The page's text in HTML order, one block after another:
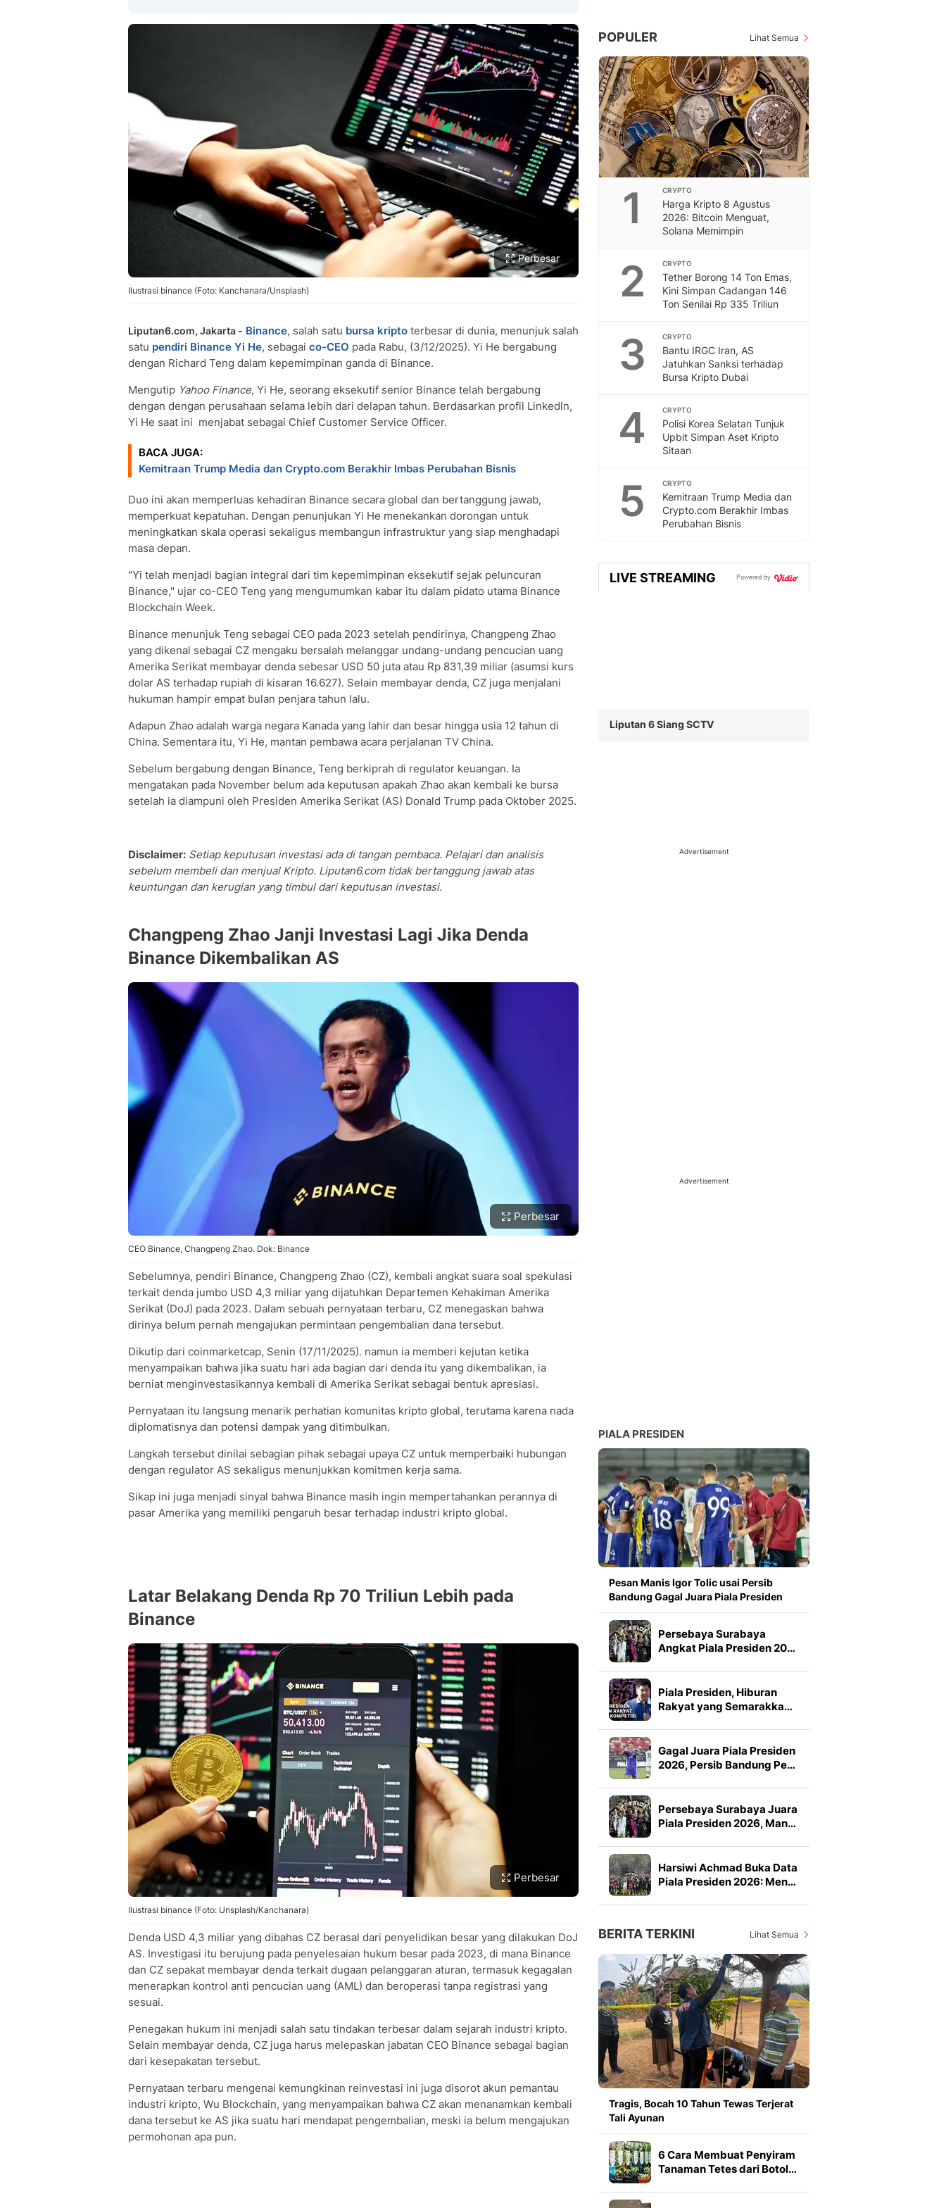
Copy Link
Perbesar
Ilustrasi binance (Foto: Kanchanara/Unsplash)
Liputan6.com, Jakarta - Binance, salah satu bursa kripto terbesar di dunia, menunjuk salah
satu pendiri Binance Yi He, sebagai co-CEO pada Rabu, (3/12/2025). Yi He bergabung
dengan Richard Teng dalam kepemimpinan ganda di Binance.
Mengutip Yahoo Finance, Yi He, seorang eksekutif senior Binance telah bergabung
dengan dengan perusahaan selama lebih dari delapan tahun. Berdasarkan profil Linkedln,
Yi He saat ini menjabat sebagai Chief Customer Service Officer.
BACA JUGA:
Kemitraan Trump Media dan Crypto.com Berakhir Imbas Perubahan Bisnis
Duo ini akan memperluas kehadiran Binance secara global dan bertanggung jawab,
memperkuat kepatuhan. Dengan penunjukan Yi He menekankan dorongan untuk
meningkatkan skala operasi sekaligus membangun infrastruktur yang siap menghadapi
masa depan.
"Yi telah menjadi bagian integral dari tim kepemimpinan eksekutif sejak peluncuran
Binance," ujar co-CEO Teng yang mengumumkan kabar itu dalam pidato utama Binance
Blockchain Week.
Binance menunjuk Teng sebagai CEO pada 2023 setelah pendirinya, Changpeng Zhao
yang dikenal sebagai CZ mengaku bersalah melanggar undang-undang pencucian uang
Amerika Serikat membayar denda sebesar USD 50 juta atau Rp 831,39 miliar (asumsi kurs
dolar AS terhadap rupiah di kisaran 16.627). Selain membayar denda, CZ juga menjalani
hukuman hampir empat bulan penjara tahun lalu.
Adapun Zhao adalah warga negara Kanada yang lahir dan besar hingga usia 12 tahun di
China. Sementara itu, Yi He, mantan pembawa acara perjalanan TV China.
Sebelum bergabung dengan Binance, Teng berkiprah di regulator keuangan. Ia
mengatakan pada November belum ada keputusan apakah Zhao akan kembali ke bursa
setelah ia diampuni oleh Presiden Amerika Serikat (AS) Donald Trump pada Oktober 2025.
Disclaimer: Setiap keputusan investasi ada di tangan pembaca. Pelajari dan analisis
sebelum membeli dan menjual Kripto. Liputan6.com tidak bertanggung jawab atas
keuntungan dan kerugian yang timbul dari keputusan investasi.
Changpeng Zhao Janji Investasi Lagi Jika Denda
Binance Dikembalikan AS
Perbesar
CEO Binance, Changpeng Zhao. Dok: Binance
Sebelumnya, pendiri Binance, Changpeng Zhao (CZ), kembali angkat suara soal spekulasi
terkait denda jumbo USD 4,3 miliar yang dijatuhkan Departemen Kehakiman Amerika
Serikat (DoJ) pada 2023. Dalam sebuah pernyataan terbaru, CZ menegaskan bahwa
dirinya belum pernah mengajukan permintaan pengembalian dana tersebut.
Dikutip dari coinmarketcap, Senin (17/11/2025). namun ia memberi kejutan ketika
menyampaikan bahwa jika suatu hari ada bagian dari denda itu yang dikembalikan, ia
berniat menginvestasikannya kembali di Amerika Serikat sebagai bentuk apresiasi.
Pernyataan itu langsung menarik perhatian komunitas kripto global, terutama karena nada
diplomatisnya dan potensi dampak yang ditimbulkan.
Langkah tersebut dinilai sebagian pihak sebagai upaya CZ untuk memperbaiki hubungan
dengan regulator AS sekaligus menunjukkan komitmen kerja sama.
Sikap ini juga menjadi sinyal bahwa Binance masih ingin mempertahankan perannya di
pasar Amerika yang memiliki pengaruh besar terhadap industri kripto global.
Latar Belakang Denda Rp 70 Triliun Lebih pada
Binance
Perbesar
Ilustrasi binance (Foto: Unsplash/Kanchanara)
Denda USD 4,3 miliar yang dibahas CZ berasal dari penyelidikan besar yang dilakukan DoJ
AS. Investigasi itu berujung pada penyelesaian hukum besar pada 2023, di mana Binance
dan CZ sepakat membayar denda terkait dugaan pelanggaran aturan, termasuk kegagalan
menerapkan kontrol anti pencucian uang (AML) dan beroperasi tanpa registrasi yang
sesuai.
Penegakan hukum ini menjadi salah satu tindakan terbesar dalam sejarah industri kripto.
Selain membayar denda, CZ juga harus melepaskan jabatan CEO Binance sebagai bagian
dari kesepakatan tersebut.
Pernyataan terbaru mengenai kemungkinan reinvestasi ini juga disorot akun pemantau
industri kripto, Wu Blockchain, yang menyampaikan bahwa CZ akan menanamkan kembali
dana tersebut ke AS jika suatu hari mendapat pengembalian, meski ia belum mengajukan
permohonan apa pun.
POPULER Lihat Semua
1 CRYPTO
Harga Kripto 8 Agustus
2026: Bitcoin Menguat,
Solana Memimpin
2 CRYPTO
Tether Borong 14 Ton Emas,
Kini Simpan Cadangan 146
Ton Senilai Rp 335 Triliun
3 CRYPTO
Bantu IRGC Iran, AS
Jatuhkan Sanksi terhadap
Bursa Kripto Dubai
4 CRYPTO
Polisi Korea Selatan Tunjuk
Upbit Simpan Aset Kripto
Sitaan
5 CRYPTO
Kemitraan Trump Media dan
Crypto.com Berakhir Imbas
Perubahan Bisnis
LIVE STREAMING Powered by
Liputan 6 Siang SCTV
Advertisement
Advertisement
PIALA PRESIDEN
Pesan Manis Igor Tolic usai Persib
Bandung Gagal Juara Piala Presiden
Persebaya Surabaya
Angkat Piala Presiden 20…
Piala Presiden, Hiburan
Rakyat yang Semarakka…
Gagal Juara Piala Presiden
2026, Persib Bandung Pe…
Persebaya Surabaya Juara
Piala Presiden 2026, Man…
Harsiwi Achmad Buka Data
Piala Presiden 2026: Men…
BERITA TERKINI Lihat Semua
Tragis, Bocah 10 Tahun Tewas Terjerat
Tali Ayunan
6 Cara Membuat Penyiram
Tanaman Tetes dari Botol…